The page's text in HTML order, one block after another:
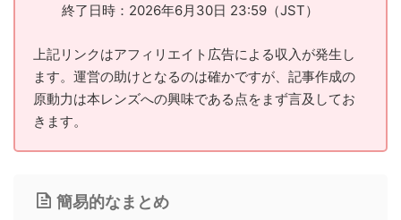
終了日時：2026年6月30日 23:59（JST）
上記リンクはアフィリエイト広告による収入が発生し
ます。運営の助けとなるのは確かですが、記事作成の
原動力は本レンズへの興味である点をまず言及してお
きます。
簡易的なまとめ